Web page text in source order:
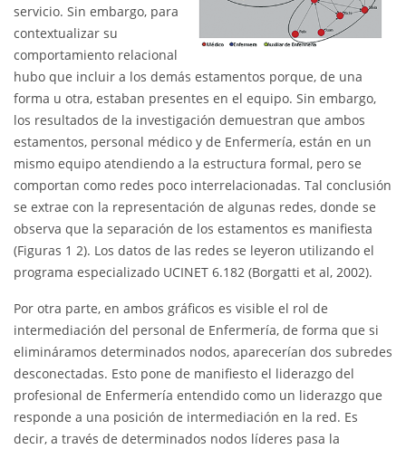
servicio. Sin embargo, para
contextualizar su
comportamiento relacional
hubo que incluir a los demás estamentos porque, de una
forma u otra, estaban presentes en el equipo. Sin embargo,
los resultados de la investigación demuestran que ambos
estamentos, personal médico y de Enfermería, están en un
mismo equipo atendiendo a la estructura formal, pero se
comportan como redes poco interrelacionadas. Tal conclusión
se extrae con la representación de algunas redes, donde se
observa que la separación de los estamentos es manifiesta
(Figuras 1 2). Los datos de las redes se leyeron utilizando el
programa especializado UCINET 6.182 (Borgatti et al, 2002).
Por otra parte, en ambos gráficos es visible el rol de
intermediación del personal de Enfermería, de forma que si
elimináramos determinados nodos, aparecerían dos subredes
desconectadas. Esto pone de manifiesto el liderazgo del
profesional de Enfermería entendido como un liderazgo que
responde a una posición de intermediación en la red. Es
decir, a través de determinados nodos líderes pasa la